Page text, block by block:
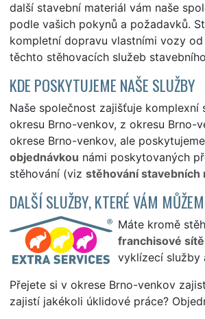
další stavební materiál vám naše
podle vašich pokynů a požadavků.
kompletní dopravu vlastními vozy
těchto stěhovacích služeb
KDE POSKYTUJEME NAŠE SLUŽBY
Naše společnost zajišťuje
okresu Brno-venkov, z okresu Brno-
okrese Brno-venkov, ale
objednávkou námi poskytovaných
stěhování (viz stěhování
DALŠÍ SLUŽBY, KTERÉ VÁM
Máte kromě
franchisové sítě
vyklízecí služby
Přejete si v okrese Brno-venkov
zajistí jakékoli úklidové práce?